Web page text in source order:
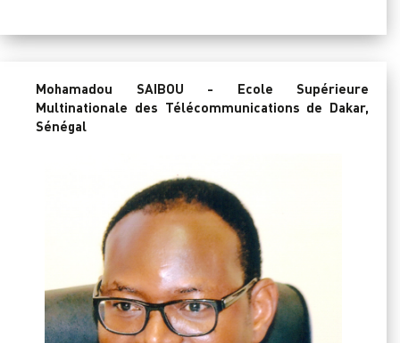
Mohamadou SAIBOU - Ecole Supérieure
Multinationale des Télécommunications de Dakar,
Sénégal